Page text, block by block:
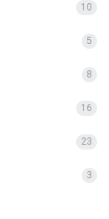
10
5
8
16
23
3